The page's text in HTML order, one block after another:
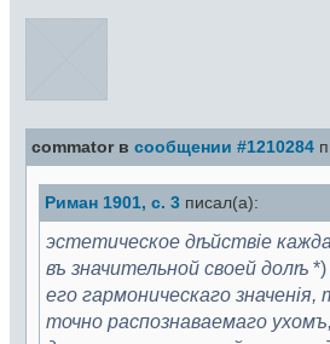
commator в сообщении #1210284
Риман 1901, с. 3 писал(а):
эстетическое дѣйствіе
въ значительной своей долѣ *)
его гармоническаго
точно распознаваемаго